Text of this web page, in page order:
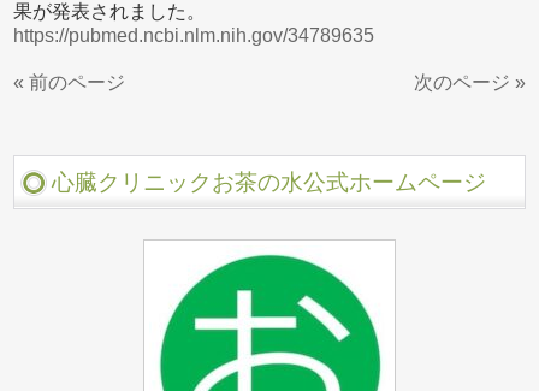
果が発表されました。
https://pubmed.ncbi.nlm.nih.gov/34789635
« 前のページ 次のページ »
心臓クリニックお茶の水公式ホームページ